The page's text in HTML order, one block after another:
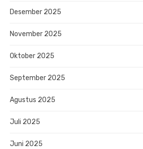
Desember 2025
November 2025
Oktober 2025
September 2025
Agustus 2025
Juli 2025
Juni 2025